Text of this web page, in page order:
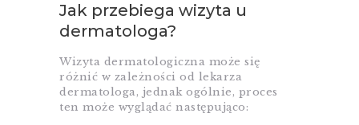
Jak przebiega wizyta u
dermatologa?
Wizyta dermatologiczna może się
różnić w zależności od lekarza
dermatologa, jednak ogólnie, proces
ten może wyglądać następująco: